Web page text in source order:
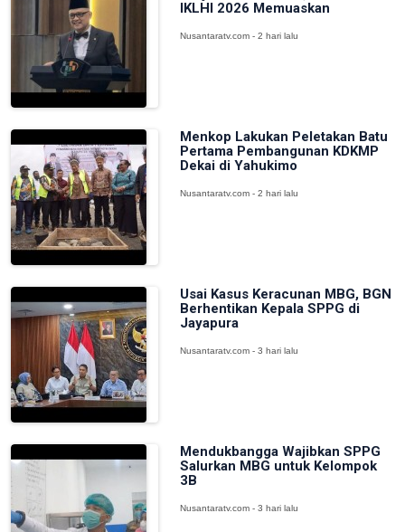
IKLHI 2026 Memuaskan
Nusantaratv.com - 2 hari lalu
Menkop Lakukan Peletakan Batu
Pertama Pembangunan KDKMP
Dekai di Yahukimo
Nusantaratv.com - 2 hari lalu
Usai Kasus Keracunan MBG, BGN
Berhentikan Kepala SPPG di
Jayapura
Nusantaratv.com - 3 hari lalu
Mendukbangga Wajibkan SPPG
Salurkan MBG untuk Kelompok
3B
Nusantaratv.com - 3 hari lalu